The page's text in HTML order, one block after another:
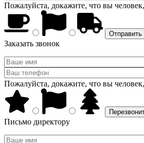
Пожалуйста, докажите, что вы
Заказать звонок
Пожалуйста, докажите, что вы
Письмо директору